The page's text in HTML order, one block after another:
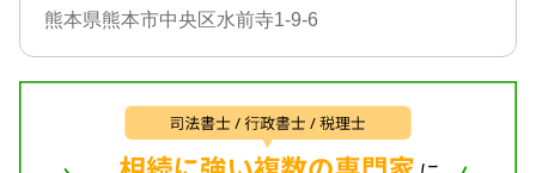
熊本県熊本市中央区水前寺1-9-6